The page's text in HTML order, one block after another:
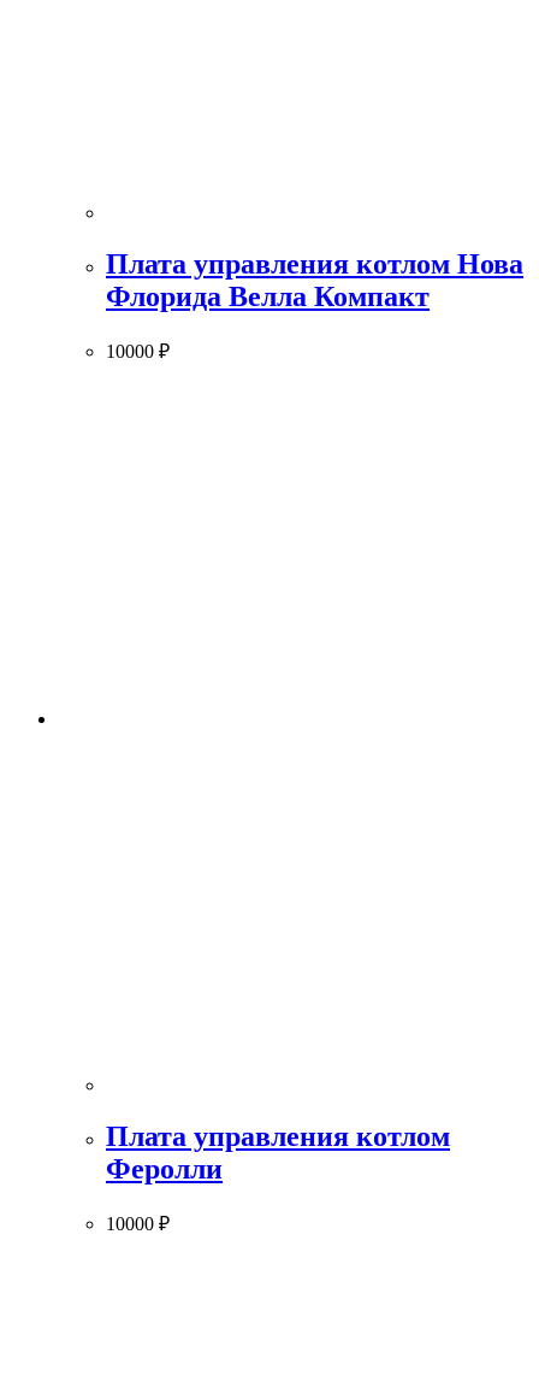
Плата управления котлом Нова
Флорида Велла Компакт
10000 ₽
Плата управления котлом
Феролли
10000 ₽